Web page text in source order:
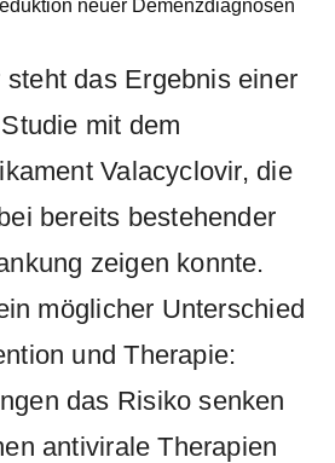
neuer Demenzdiagnosen
steht das Ergebnis einer
mit dem
Valacyclovir, die
bereits bestehender
zeigen konnte.
möglicher Unterschied
und Therapie:
das Risiko senken
antivirale Therapien